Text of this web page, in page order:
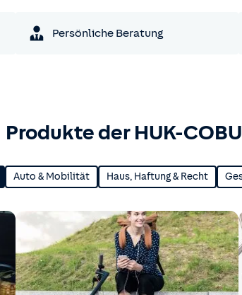
Persönliche Beratung
Produkte der HUK-
Auto & Mobilität Haus, Haftung & Recht